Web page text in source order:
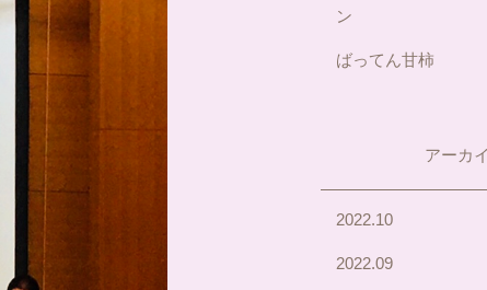
ン
ばってん甘柿
アーカ
2022.10
2022.09